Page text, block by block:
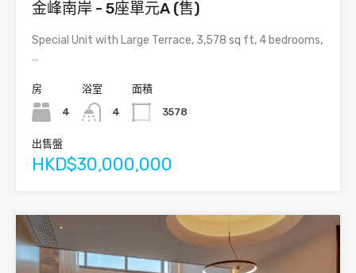
金峰南岸 - 5座單元A (售)
Special Unit with Large Terrace, 3,578 sq ft, 4 bedrooms,
…
房
4
浴室
4
面積
3578
出售盤
HKD$30,000,000